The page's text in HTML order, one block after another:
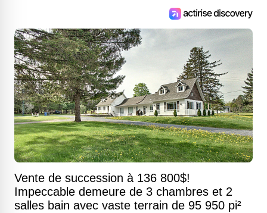
Vente de succession à 136 800$!
Impeccable demeure de 3 chambres et 2
salles bain avec vaste terrain de 95 950 pi²